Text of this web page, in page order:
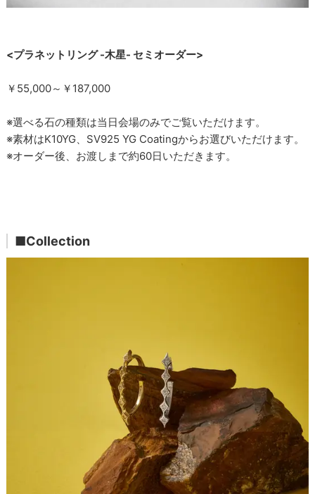
<プラネットリング -木星- セミオーダー>
￥55,000～￥187,000
※選べる石の種類は当日会場のみでご覧いただけます。
※素材はK10YG、SV925 YG Coatingからお選びいただけます。
※オーダー後、お渡しまで約60日いただきます。
■Collection